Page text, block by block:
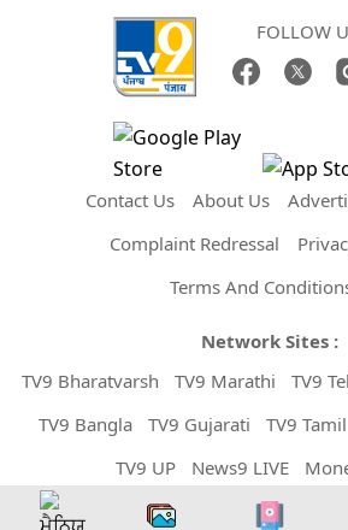
FOLLOW
Contact Us About Us
Complaint Redressal
Terms And
Network Sites :
TV9 Bharatvarsh
TV9 Marathi TV9
TV9 Bangla
TV9 Gujarati TV9 Tamil
TV9 UP
News9 LIVE
Copyright © 2026 TV9 Punjabi. All